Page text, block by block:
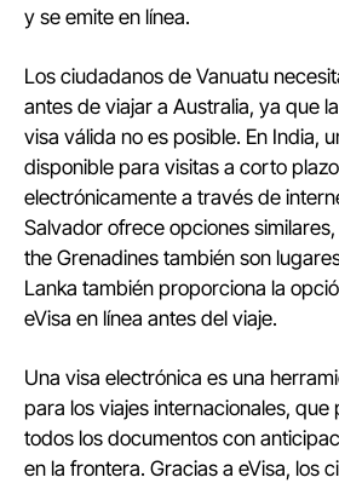
y se emite en línea.
Los ciudadanos de Vanuatu
antes de viajar a Australia, ya que
visa válida no es posible. En India,
disponible para visitas a corto
electrónicamente a través de
Salvador ofrece opciones
the Grenadines también son
Lanka también proporciona la
eVisa en línea antes del viaje.
Una visa electrónica es una
para los viajes internacionales,
todos los documentos con
en la frontera. Gracias a eVisa, los